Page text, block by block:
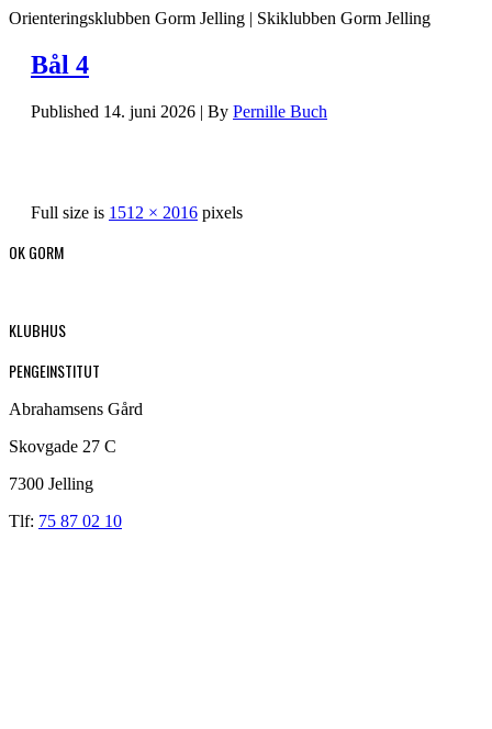
Orienteringsklubben Gorm Jelling | Skiklubben Gorm Jelling
Bål 4
Published 14. juni 2026 | By Pernille Buch
Full size is 1512 × 2016 pixels
OK GORM
KLUBHUS
PENGEINSTITUT
Abrahamsens Gård
Skovgade 27 C
7300 Jelling
Tlf: 75 87 02 10